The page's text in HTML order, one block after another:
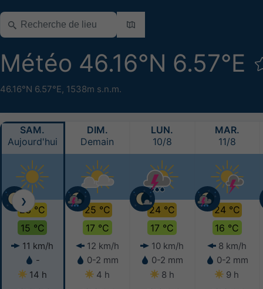
Météo 46.16°N 6.57°E
46.16°N 6.57°E, 1538m s.n.m.
SAM.
Aujourd'hui
23 °C
15 °C
11 km/h
-
14 h
DIM.
Demain
25 °C
17 °C
12 km/h
0-2 mm
4 h
LUN.
10/8
24 °C
17 °C
10 km/h
0-2 mm
8 h
MAR.
11/8
24 °C
16 °C
8 km/h
0-2 mm
9 h
❯